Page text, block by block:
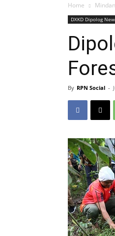
Home
DXKD Dipolog
By RPN Social -